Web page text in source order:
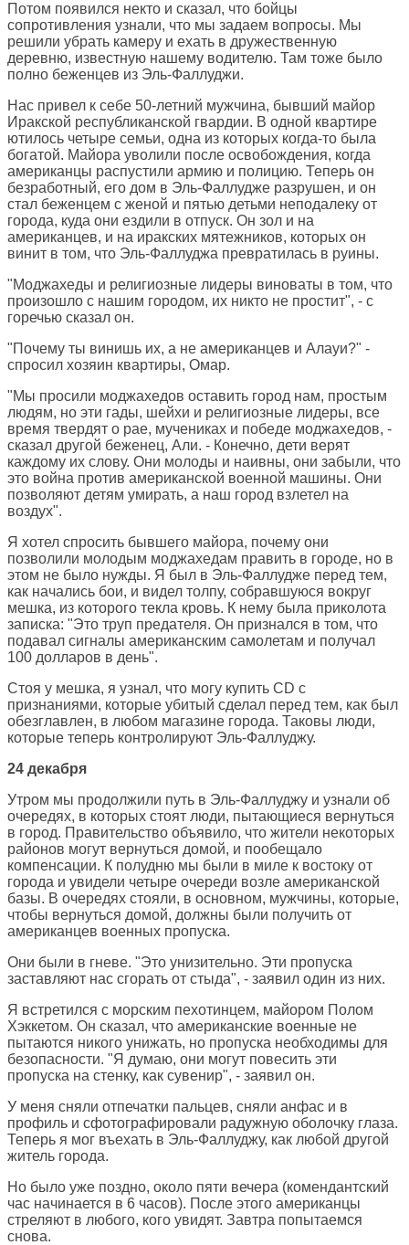
Потом появился некто и сказал, что бойцы
сопротивления узнали, что мы задаем вопросы. Мы
решили убрать камеру и ехать в дружественную
деревню, известную нашему водителю. Там тоже было
полно беженцев из Эль-Фаллуджи.
Нас привел к себе 50-летний мужчина, бывший майор
Иракской республиканской гвардии. В одной квартире
ютилось четыре семьи, одна из которых когда-то была
богатой. Майора уволили после освобождения, когда
американцы распустили армию и полицию. Теперь он
безработный, его дом в Эль-Фаллудже разрушен, и он
стал беженцем с женой и пятью детьми неподалеку от
города, куда они ездили в отпуск. Он зол и на
американцев, и на иракских мятежников, которых он
винит в том, что Эль-Фаллуджа превратилась в руины.
"Моджахеды и религиозные лидеры виноваты в том, что
произошло с нашим городом, их никто не простит", - с
горечью сказал он.
"Почему ты винишь их, а не американцев и Алауи?" -
спросил хозяин квартиры, Омар.
"Мы просили моджахедов оставить город нам, простым
людям, но эти гады, шейхи и религиозные лидеры, все
время твердят о рае, мучениках и победе моджахедов, -
сказал другой беженец, Али. - Конечно, дети верят
каждому их слову. Они молоды и наивны, они забыли, что
это война против американской военной машины. Они
позволяют детям умирать, а наш город взлетел на
воздух".
Я хотел спросить бывшего майора, почему они
позволили молодым моджахедам править в городе, но в
этом не было нужды. Я был в Эль-Фаллудже перед тем,
как начались бои, и видел толпу, собравшуюся вокруг
мешка, из которого текла кровь. К нему была приколота
записка: "Это труп предателя. Он признался в том, что
подавал сигналы американским самолетам и получал
100 долларов в день".
Стоя у мешка, я узнал, что могу купить CD с
признаниями, которые убитый сделал перед тем, как был
обезглавлен, в любом магазине города. Таковы люди,
которые теперь контролируют Эль-Фаллуджу.
24 декабря
Утром мы продолжили путь в Эль-Фаллуджу и узнали об
очередях, в которых стоят люди, пытающиеся вернуться
в город. Правительство объявило, что жители некоторых
районов могут вернуться домой, и пообещало
компенсации. К полудню мы были в миле к востоку от
города и увидели четыре очереди возле американской
базы. В очередях стояли, в основном, мужчины, которые,
чтобы вернуться домой, должны были получить от
американцев военных пропуска.
Они были в гневе. "Это унизительно. Эти пропуска
заставляют нас сгорать от стыда", - заявил один из них.
Я встретился с морским пехотинцем, майором Полом
Хэккетом. Он сказал, что американские военные не
пытаются никого унижать, но пропуска необходимы для
безопасности. "Я думаю, они могут повесить эти
пропуска на стенку, как сувенир", - заявил он.
У меня сняли отпечатки пальцев, сняли анфас и в
профиль и сфотографировали радужную оболочку глаза.
Теперь я мог въехать в Эль-Фаллуджу, как любой другой
житель города.
Но было уже поздно, около пяти вечера (комендантский
час начинается в 6 часов). После этого американцы
стреляют в любого, кого увидят. Завтра попытаемся
снова.